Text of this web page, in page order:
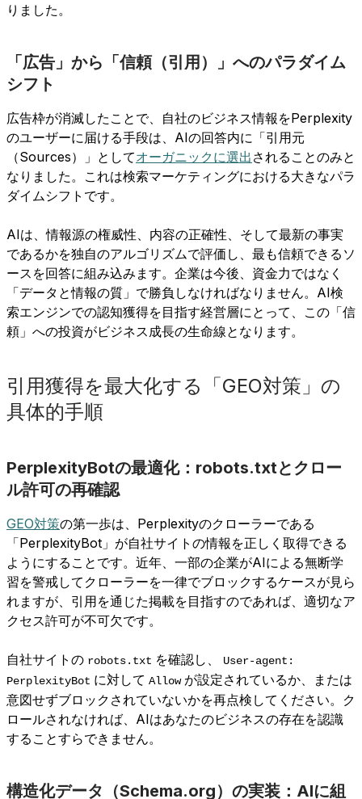
りました。
「広告」から「信頼（引用）」へのパラダイム
シフト
広告枠が消滅したことで、自社のビジネス情報をPerplexity
のユーザーに届ける手段は、AIの回答内に「引用元
（Sources）」としてオーガニックに選出 されることのみと
なりました。これは検索マーケティングにおける大きなパラ
ダイムシフトです。
AIは、情報源の権威性、内容の正確性、そして最新の事実
であるかを独自のアルゴリズムで評価し、最も信頼できるソ
ースを回答に組み込みます。企業は今後、資金力ではなく
「データと情報の質」で勝負しなければなりません。AI検
索エンジンでの認知獲得を目指す経営層にとって、この「信
頼」への投資がビジネス成長の生命線となります。
引用獲得を最大化する「GEO対策」の
具体的手順
PerplexityBotの最適化：robots.txtとクロー
ル許可の再確認
GEO対策の第一歩は、Perplexityのクローラーである
「PerplexityBot」が自社サイトの情報を正しく取得できる
ようにすることです。近年、一部の企業がAIによる無断学
習を警戒してクローラーを一律でブロックするケースが見ら
れますが、引用を通じた掲載を目指すのであれば、適切なア
クセス許可が不可欠です。
自社サイトの robots.txt を確認し、
User-agent:
PerplexityBot に対して Allow が設定されているか、または
意図せずブロックされていないかを再点検してください。ク
ロールされなければ、AIはあなたのビジネスの存在を認識
することすらできません。
構造化データ（Schema.org）の実装：AIに組